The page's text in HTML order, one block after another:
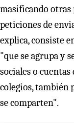
masificando otras
peticiones de
explica, consiste
"que se agrupa y
sociales o
colegios, también
se comparten".